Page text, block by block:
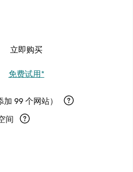
立即购买
免费试用*
99 个网站）
间